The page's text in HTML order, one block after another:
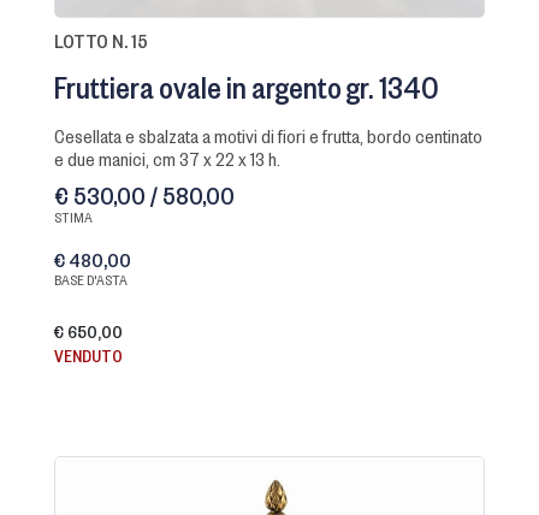
LOTTO N. 15
Fruttiera ovale in argento gr. 1340
cesellata e sbalzata a motivi di fiori e frutta, bordo centinato
e due manici, cm 37 x 22 x 13 h.
€ 530,00 / 580,00
STIMA
€ 480,00
BASE D'ASTA
€ 650,00
VENDUTO